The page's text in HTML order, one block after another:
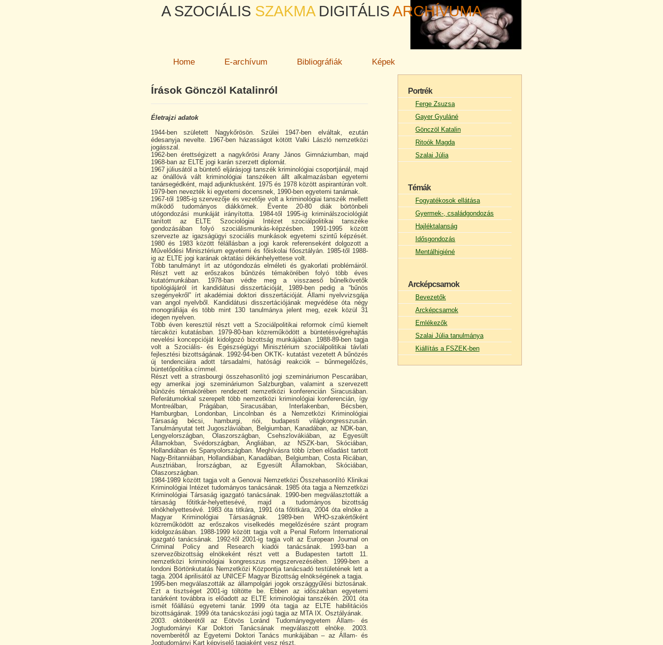
A SZOCIÁLIS SZAKMA DIGITÁLIS ARCHÍVUMA
Home E-archívum Bibliográfiák Képek
Írások Gönczöl Katalinról
Életrajzi adatok
1944-ben született Nagykőrösön. Szülei 1947-ben elváltak, ezután
édesanyja nevelte. 1967-ben házasságot kötött Valki László nemzetközi
jogásszal.
1962-ben érettségizett a nagykőrösi Arany János Gimnáziumban, majd
1968-ban az ELTE jogi karán szerzett diplomát.
1967 júliusától a büntető eljárásjogi tanszék kriminológiai csoportjánál, majd
az önállóvá vált kriminológiai tanszéken állt alkalmazásban egyetemi
tanársegédként, majd adjunktusként. 1975 és 1978 között aspirantúrán volt.
1979-ben nevezték ki egyetemi docensnek, 1990-ben egyetemi tanárnak.
1967-től 1985-ig szervezője és vezetője volt a kriminológiai tanszék mellett
működő tudományos diákkörnek. Évente 20-80 diák börtönbeli
utógondozási munkáját irányította. 1984-től 1995-ig kriminálszociológiát
tanított az ELTE Szociológiai Intézet szociálpolitikai tanszéke
gondozásában folyó szociálismunkás-képzésben. 1991-1995 között
szervezte az igazságügyi szociális munkások egyetemi szintű képzését.
1980 és 1983 között félállásban a jogi karok referenseként dolgozott a
Művelődési Minisztérium egyetemi és főiskolai főosztályán. 1985-től 1988-
ig az ELTE jogi karának oktatási dékánhelyettese volt.
Több tanulmányt írt az utógondozás elméleti és gyakorlati problémáiról.
Részt vett az erőszakos bűnözés témakörében folyó több éves
kutatómunkában. 1978-ban védte meg a visszaeső bűnelkövetők
tipológiájáról írt kandidátusi disszertációját, 1989-ben pedig a “bűnös
szegényekről” írt akadémiai doktori disszertációját. Állami nyelvvizsgája
van angol nyelvből. Kandidátusi disszertációjának megvédése óta négy
monográfiája és több mint 130 tanulmánya jelent meg, ezek közül 31
idegen nyelven.
Több éven keresztül részt vett a Szociálpolitikai reformok című kiemelt
tárcaközi kutatásban. 1979-80-ban közreműködött a büntetésvégrehajtás
nevelési koncepcióját kidolgozó bizottság munkájában. 1988-89-ben tagja
volt a Szociális- és Egészségügyi Minisztérium szociálpolitikai távlati
fejlesztési bizottságának. 1992-94-ben OKTK- kutatást vezetett A bűnözés
új tendenciáira adott társadalmi, hatósági reakciók – bűnmegelőzés,
büntetőpolitika címmel.
Részt vett a strasbourgi összehasonlító jogi szemináriumon Pescarában,
egy amerikai jogi szemináriumon Salzburgban, valamint a szervezett
bűnözés témakörében rendezett nemzetközi konferencián Siracusában.
Referátumokkal szerepelt több nemzetközi kriminológiai konferencián, így
Montreálban, Prágában, Siracusában, Interlakenban, Bécsben,
Hamburgban, Londonban, Lincolnban és a Nemzetközi Kriminológiai
Társaság bécsi, hamburgi, riói, budapesti világkongresszusán.
Tanulmányutat tett Jugoszláviában, Belgiumban, Kanadában, az NDK-ban,
Lengyelországban, Olaszországban, Csehszlovákiában, az Egyesült
Államokban, Svédországban, Angliában, az NSZK-ban, Skóciában,
Hollandiában és Spanyolországban. Meghívásra több ízben előadást tartott
Nagy-Britanniában, Hollandiában, Kanadában, Belgiumban, Costa Ricában,
Ausztriában, Írországban, az Egyesült Államokban, Skóciában,
Olaszországban.
1984-1989 között tagja volt a Genovai Nemzetközi Összehasonlító Klinikai
Kriminológiai Intézet tudományos tanácsának. 1985 óta tagja a Nemzetközi
Kriminológiai Társaság igazgató tanácsának. 1990-ben megválasztották a
társaság főtitkár-helyettesévé, majd a tudományos bizottság
elnökhelyettesévé. 1983 óta titkára, 1991 óta főtitkára, 2004 óta elnöke a
Magyar Kriminológiai Társaságnak. 1989-ben WHO-szakértőként
közreműködött az erőszakos viselkedés megelőzésére szánt program
kidolgozásában. 1988-1999 között tagja volt a Penal Reform International
igazgató tanácsának. 1992-től 2001-ig tagja volt az European Journal on
Criminal Policy and Research kiadói tanácsának. 1993-ban a
szervezőbizottság elnökeként részt vett a Budapesten tartott 11.
nemzetközi kriminológiai kongresszus megszervezésében. 1999-ben a
londoni Börtönkutatás Nemzetközi Központja tanácsadó testületének lett a
tagja. 2004 áprilisától az UNICEF Magyar Bizottság elnökségének a tagja.
1995-ben megválaszották az állampolgári jogok országgyűlési biztosának.
Ezt a tisztséget 2001-ig töltötte be. Ebben az időszakban egyetemi
tanárként továbbra is előadott az ELTE kriminológiai tanszékén. 2001 óta
ismét főállású egyetemi tanár. 1999 óta tagja az ELTE habilitációs
bizottságának. 1999 óta tanácskozási jogú tagja az MTA IX. Osztályának.
2003. októberétől az Eötvös Loránd Tudományegyetem Állam- és
Jogtudományi Kar Doktori Tanácsának megválaszott elnöke. 2003.
novemberétől az Egyetemi Doktori Tanács munkájában – az Állam- és
Jogtudományi Kart képviselő tagjaként vesz részt.
Portrék
Ferge Zsuzsa
Gayer Gyuláné
Gönczöl Katalin
Ritoók Magda
Szalai Júlia
Témák
Fogyatékosok ellátása
Gyermek-, családgondozás
Hajléktalanság
Idősgondozás
Mentálhigiéné
Arcképcsarnok
Bevezetők
Arcképcsarnok
Emlékezők
Szalai Júlia tanulmánya
Kiállítás a FSZEK-ben